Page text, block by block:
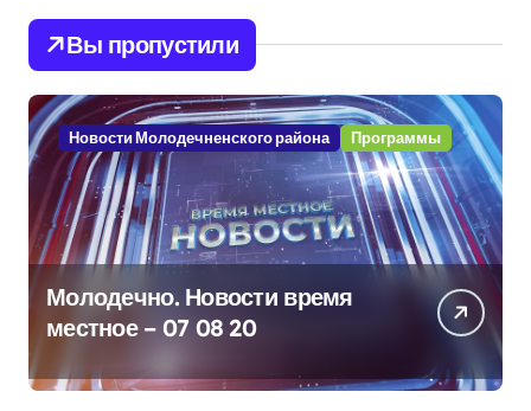
Вы пропустили
Новости Молодечненского района Программы
Молодечно. Новости время
местное – 07 08 20